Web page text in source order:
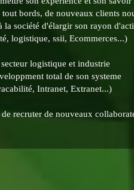
bords, de nouveaux clients
la société d'élargir son rayon
logistique, ssii, Ecommerces...)
logistique et industrie
total de son systeme
Intranet, Extranet...)
recruter de nouveaux